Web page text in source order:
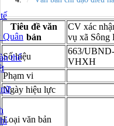
Quân
thể
Tiêu đề văn
bản
CV xác
vụ xã
Số hiệu
663/UBND-
VHXH
Phạm vi
Ngày hiệu lực
Loại văn bản